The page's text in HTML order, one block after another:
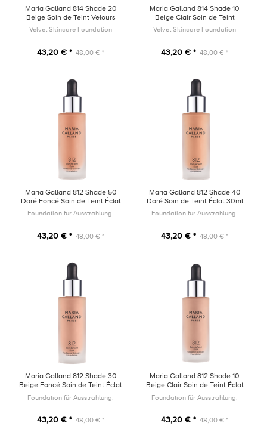
Maria Galland 814 Shade 20
Beige Soin de Teint Velours
30ml
Velvet Skincare Foundation
43,20 € * 48,00 € *
Maria Galland 814 Shade 10
Beige Clair Soin de Teint
Velours 30ml
Velvet Skincare Foundation
43,20 € * 48,00 € *
Maria Galland 812 Shade 50
Doré Foncé Soin de Teint Éclat
30ml
Foundation für Ausstrahlung.
43,20 € * 48,00 € *
Maria Galland 812 Shade 40
Doré Soin de Teint Éclat 30ml
Foundation für Ausstrahlung.
43,20 € * 48,00 € *
Maria Galland 812 Shade 30
Beige Foncé Soin de Teint Éclat
30ml
Foundation für Ausstrahlung.
43,20 € * 48,00 € *
Maria Galland 812 Shade 10
Beige Clair Soin de Teint Éclat
30ml
Foundation für Ausstrahlung.
43,20 € * 48,00 € *